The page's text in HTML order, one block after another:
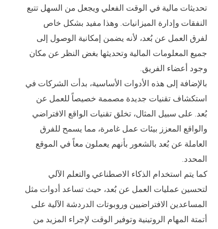
تحديثات مالية في الوقت الفعلي ويجعل من السهل تتبع
النفقات وإدارة الميزانيات. وهذا مفيد بشكل خاص
لفرق العمل عن بُعد، لأنه يضمن إمكانية الوصول إلى
جميع المعلومات المالية وتحديثها بغض النظر عن مكان
وجود أعضاء الفريق.
بالإضافة إلى هذه الأدوات الأساسية، بدأت الشركات في
استكشاف تقنيات جديدة مصممة خصيصاً للعمل عن
بُعد. على سبيل المثال، تخلق تقنيات الواقع الافتراضي
والواقع المعزز بيئات عمل غامرة، مما يسمح للفرق
العاملة عن بُعد بالشعور بأنهم يعملون معاً في الموقع
المحدد.
كما يتم استخدام الذكاء الاصطناعي والتعلم الآلي
لتحسين عمليات العمل عن بُعد، حيث تساعد أدوات مثل
المساعدين الافتراضيين وروبوتات الدردشة الآلية على
أتمتة المهام الروتينية وتوفير الوقت لإجراء المزيد من